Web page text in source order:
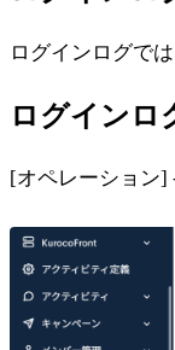
ログインログで
ログインロ
[オペレーション]